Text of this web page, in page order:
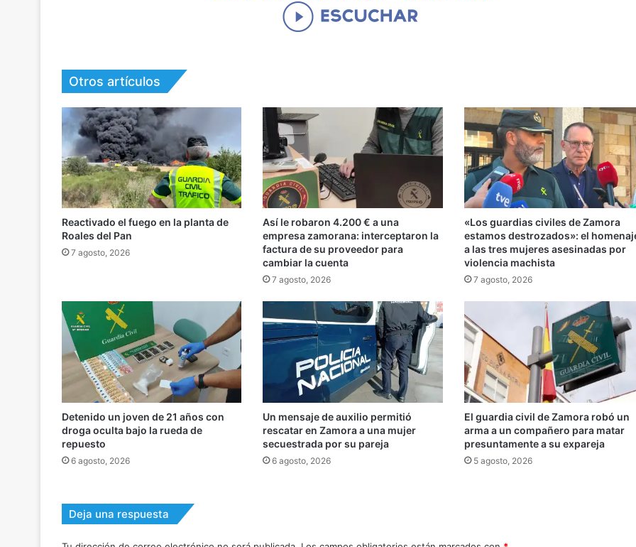
Otros artículos
Reactivado el fuego en la planta de
Roales del Pan
7 agosto, 2026
Así le robaron 4.200 € a una
empresa zamorana: interceptaron la
factura de su proveedor para
cambiar la cuenta
7 agosto, 2026
«Los guardias civiles de Zamora
estamos destrozados»: el
a las tres mujeres asesinadas por
violencia machista
7 agosto, 2026
Detenido un joven de 21 años con
droga oculta bajo la rueda de
repuesto
6 agosto, 2026
Un mensaje de auxilio permitió
rescatar en Zamora a una mujer
secuestrada por su pareja
6 agosto, 2026
El guardia civil de Zamora robó un
arma a un compañero para matar
presuntamente a su expareja
5 agosto, 2026
Deja una respuesta